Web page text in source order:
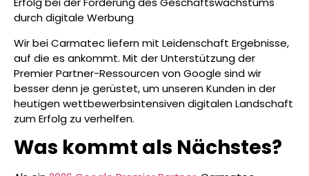
durch digitale Werbung
Wir bei Carmatec liefern mit Leidenschaft Ergebnisse,
auf die es ankommt. Mit der Unterstützung der
Premier Partner-Ressourcen von Google sind wir
besser denn je gerüstet, um unseren Kunden in der
heutigen wettbewerbsintensiven digitalen Landschaft
zum Erfolg zu verhelfen.
Was kommt als Nächstes?